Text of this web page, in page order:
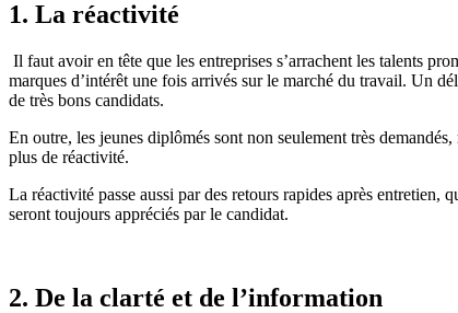
1. La réactivité
Il faut avoir en tête que les entreprises s’arrachent les talents
marques d’intérêt une fois arrivés sur le marché du travail. Un
de très bons candidats.
En outre, les jeunes diplômés sont non seulement très
plus de réactivité.
La réactivité passe aussi par des retours rapides après entretien,
seront toujours appréciés par le candidat.
2. De la clarté et de l’information